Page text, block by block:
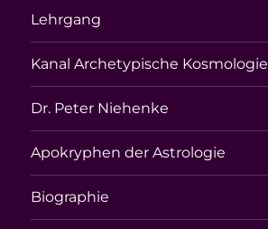
Lehrgang
Kanal Archetypische Kosmologie
Dr. Peter Niehenke
Apokryphen der Astrologie
Biographie